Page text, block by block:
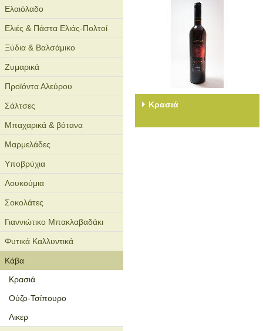
Ελαιόλαδο
Ελιές & Πάστα Ελιάς-Πολτοί
Ξύδια & Βαλσάμικο
Ζυμαρικά
Προϊόντα Αλεύρου
Σάλτσες
Μπαχαρικά & βότανα
Μαρμελάδες
Υποβρύχια
Λουκούμια
Σοκολάτες
Γιαννιώτικο Μπακλαβαδάκι
Φυτικά Καλλυντικά
Κάβα
Κρασιά
Ούζο-Τσίπουρο
Λικερ
Κρασιά